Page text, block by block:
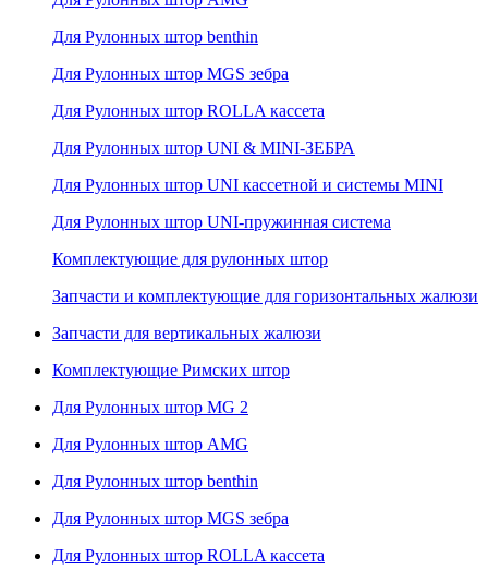
Для Рулонных штор benthin
Для Рулонных штор MGS зебра
Для Рулонных штор ROLLA кассета
Для Рулонных штор UNI & MINI-ЗЕБРА
Для Рулонных штор UNI кассетной и системы MINI
Для Рулонных штор UNI-пружинная система
Комплектующие для рулонных штор
Запчасти и комплектующие для горизонтальных жалюзи
Запчасти для вертикальных жалюзи
Комплектующие Римских штор
Для Рулонных штор MG 2
Для Рулонных штор AMG
Для Рулонных штор benthin
Для Рулонных штор MGS зебра
Для Рулонных штор ROLLA кассета